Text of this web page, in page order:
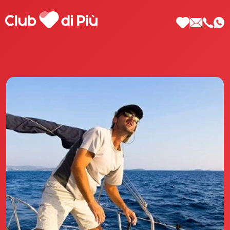
Scopri Club di Più
Le testimonianze Club di Più
La fondatrice Valeria Pilla
Annunci Donne
Agenzia matrimoniale Club di Più
Love Notebook